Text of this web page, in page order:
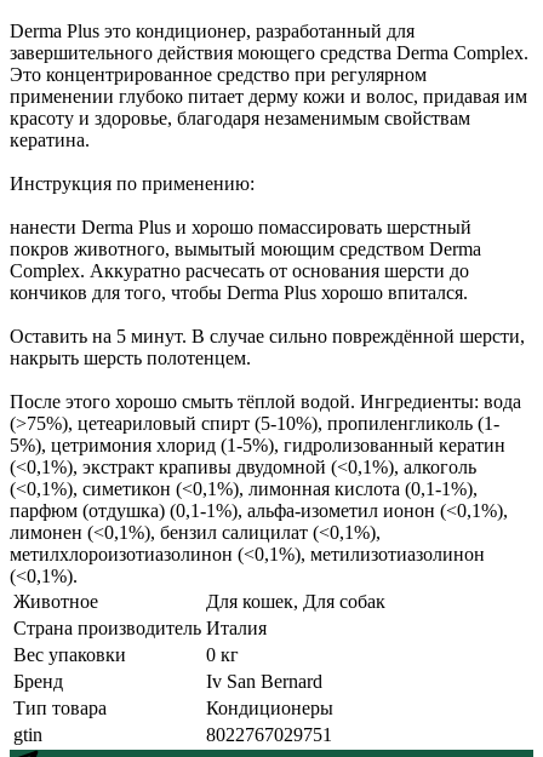
Derma Plus это кондиционер, разработанный для
завершительного действия моющего средства Derma Complex.
Это концентрированное средство при регулярном
применении глубоко питает дерму кожи и волос, придавая им
красоту и здоровье, благодаря незаменимым свойствам
кератина.
Инструкция по применению:
нанести Derma Plus и хорошо помассировать шерстный
покров животного, вымытый моющим средством Derma
Complex. Аккуратно расчесать от основания шерсти до
кончиков для того, чтобы Derma Plus хорошо впитался.
Оставить на 5 минут. В случае сильно повреждённой шерсти,
накрыть шерсть полотенцем.
После этого хорошо смыть тёплой водой. Ингредиенты: вода
(>75%), цетеариловый спирт (5-10%), пропиленгликоль (1-
5%), цетримония хлорид (1-5%), гидролизованный кератин
(<0,1%), экстракт крапивы двудомной (<0,1%), алкоголь
(<0,1%), симетикон (<0,1%), лимонная кислота (0,1-1%),
парфюм (отдушка) (0,1-1%), альфа-изометил ионон (<0,1%),
лимонен (<0,1%), бензил салицилат (<0,1%),
метилхлороизотиазолинон (<0,1%), метилизотиазолинон
(<0,1%).
Животное
Для кошек, Для собак
Страна производитель Италия
Вес упаковки
0 кг
Бренд
Iv San Bernard
Тип товара
Кондиционеры
gtin
8022767029751